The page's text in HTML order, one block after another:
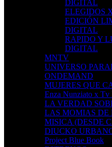
DIGITAL
ELEGIDOS
EDICIÓN
DIGITAL
RAPIDO Y
DIGITAL
MNTV
UNIVERSO
ONDEMAND
MUJERES QUE
Enza Nunziato x
LA VERDAD
LAS MOMIAS DE
MISICA (DESDE
DIUCKO
Project Blue Book